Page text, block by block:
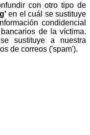
con otro tipo de
en el cuál se sustituye
condidencial
de la víctima.
sustituye a nuestra
de correos ('spam').